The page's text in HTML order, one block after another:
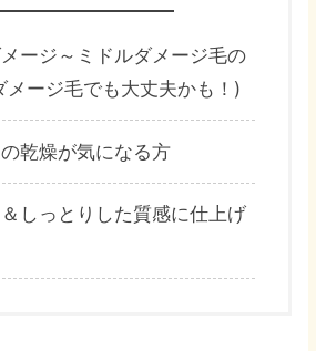
ージ～ミドルダメージ毛の
メージ毛でも大丈夫かも！)
乾燥が気になる方
しっとりした質感に仕上げ